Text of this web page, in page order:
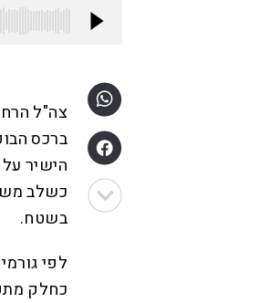
צה"ל
ברכס
הישיר
כשלב
בשטח.
לפי
כחלק